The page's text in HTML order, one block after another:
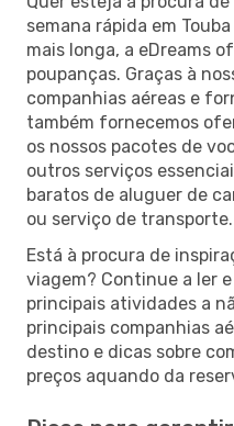
semana rápida em
mais longa, a eDreams
poupanças. Graças à
companhias aéreas e
também fornecemos
os nossos pacotes de
outros serviços
baratos de aluguer de
ou serviço de transporte.
Está à procura de
viagem? Continue a ler
principais atividades a
principais companhias
destino e dicas sobre
preços aquando da